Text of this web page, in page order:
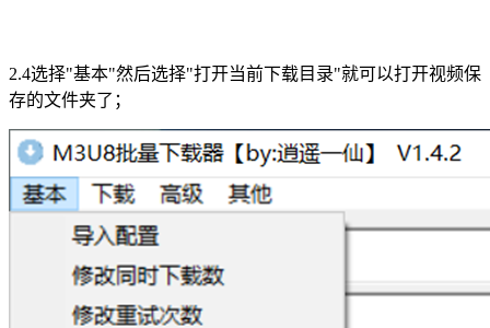
2.4选择"基本"然后选择"打开当前下载目录"就可以打开视频保
存的文件夹了；